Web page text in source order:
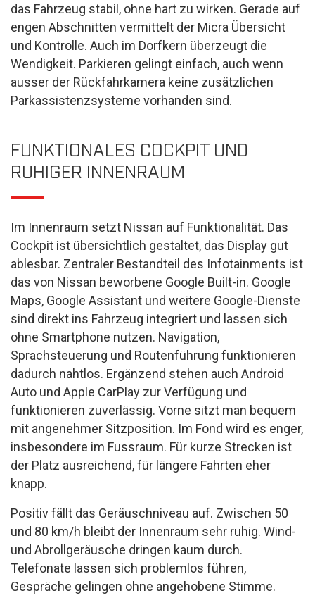
das Fahrzeug stabil, ohne hart zu wirken. Gerade auf
engen Abschnitten vermittelt der Micra Übersicht
und Kontrolle. Auch im Dorfkern überzeugt die
Wendigkeit. Parkieren gelingt einfach, auch wenn
ausser der Rückfahrkamera keine zusätzlichen
Parkassistenzsysteme vorhanden sind.
FUNKTIONALES COCKPIT UND
RUHIGER INNENRAUM
Im Innenraum setzt Nissan auf Funktionalität. Das
Cockpit ist übersichtlich gestaltet, das Display gut
ablesbar. Zentraler Bestandteil des Infotainments ist
das von Nissan beworbene Google Built-in. Google
Maps, Google Assistant und weitere Google-Dienste
sind direkt ins Fahrzeug integriert und lassen sich
ohne Smartphone nutzen. Navigation,
Sprachsteuerung und Routenführung funktionieren
dadurch nahtlos. Ergänzend stehen auch Android
Auto und Apple CarPlay zur Verfügung und
funktionieren zuverlässig. Vorne sitzt man bequem
mit angenehmer Sitzposition. Im Fond wird es enger,
insbesondere im Fussraum. Für kurze Strecken ist
der Platz ausreichend, für längere Fahrten eher
knapp.
Positiv fällt das Geräuschniveau auf. Zwischen 50
und 80 km/h bleibt der Innenraum sehr ruhig. Wind-
und Abrollgeräusche dringen kaum durch.
Telefonate lassen sich problemlos führen,
Gespräche gelingen ohne angehobene Stimme.